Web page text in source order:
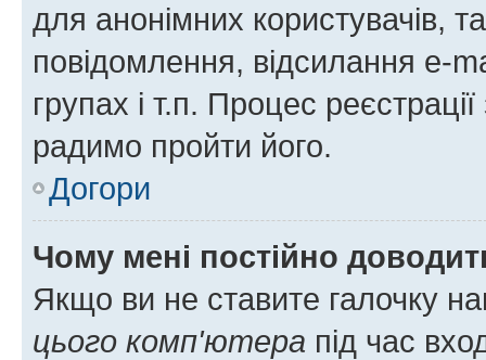
для анонімних користувачів,
повідомлення, відсилання e-
групах і т.п. Процес
радимо пройти його.
Догори
Чому мені постійно
Якщо ви не ставите галочку
цього комп'ютера під час